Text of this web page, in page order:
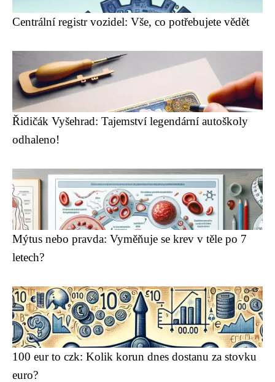
Centrální registr vozidel: Vše, co potřebujete vědět
Řidičák Vyšehrad: Tajemství legendární autoškoly
odhaleno!
Mýtus nebo pravda: Vyměňuje se krev v těle po 7
letech?
100 eur to czk: Kolik korun dnes dostanu za stovku
euro?